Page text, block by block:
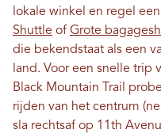
lokale winkel en regel
Shuttle of Grote
die bekendstaat als een
land. Voor een snelle trip
Black Mountain Trail
rijden van het centrum
sla rechtsaf op 11th